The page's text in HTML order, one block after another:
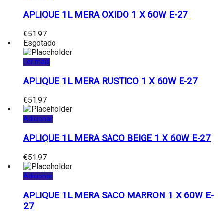
APLIQUE 1L MERA OXIDO 1 X 60W E-27
€51.97
Esgotado
Ler mais
APLIQUE 1L MERA RUSTICO 1 X 60W E-27
€51.97
Adicionar
APLIQUE 1L MERA SACO BEIGE 1 X 60W E-27
€51.97
Adicionar
APLIQUE 1L MERA SACO MARRON 1 X 60W E-
27